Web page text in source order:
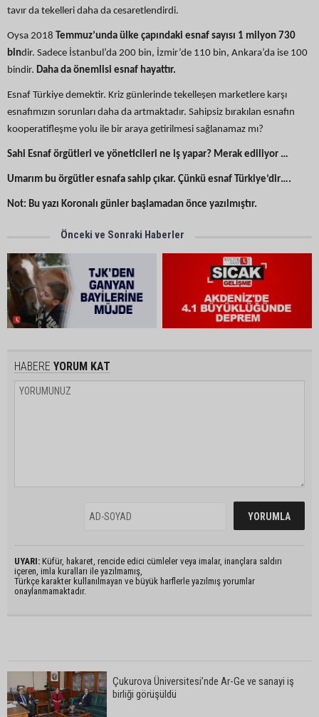
tavır da tekelleri daha da cesaretlendirdi.
Oysa 2018 Temmuz’unda ülke çapındaki esnaf sayısı 1 milyon 730
bindir. Sadece İstanbul’da 200 bin, İzmir’de 110 bin, Ankara’da ise 100
bindir. Daha da önemlisi esnaf hayattır.
Esnaf Türkiye demektir. Kriz günlerinde tekelleşen marketlere karşı
esnafımızın sorunları daha da artmaktadır. Sahipsiz bırakılan esnafın
kooperatifleşme yolu ile bir araya getirilmesi sağlanamaz mı?
Sahi Esnaf örgütleri ve yöneticileri ne iş yapar? Merak ediliyor …
Umarım bu örgütler esnafa sahip çıkar. Çünkü esnaf Türkiye’dir….
Not: Bu yazı Koronalı günler başlamadan önce yazılmıştır.
Önceki ve Sonraki Haberler
HABERE YORUM KAT
UYARI: Küfür, hakaret, rencide edici cümleler veya imalar, inançlara saldırı
içeren, imla kuralları ile yazılmamış,
Türkçe karakter kullanılmayan ve büyük harflerle yazılmış yorumlar
onaylanmamaktadır.
Çukurova Üniversitesi’nde Ar-Ge ve sanayi iş
birliği görüşüldü